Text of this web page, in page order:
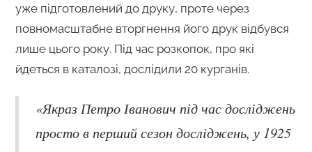
уже підготовлений до друку, проте через
повномасштабне вторгнення його друк відбувся
лише цього року. Під час розкопок, про які
йдеться в каталозі, дослідили 20 курганів.
«Якраз Петро Іванович під час досліджень
просто в перший сезон досліджень, у 1925